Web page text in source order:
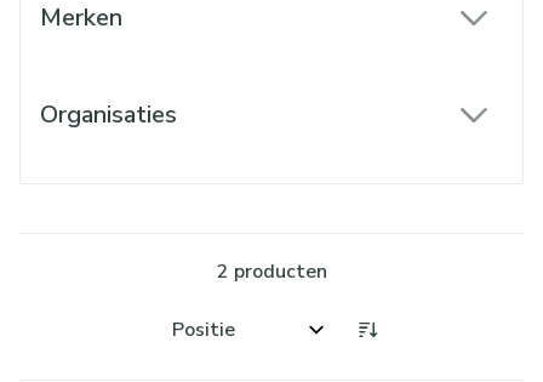
Merken
Organisaties
2 producten
Sorteer op: